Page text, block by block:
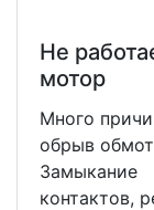
Не
мотор
Много
обрыв
Замыкание
контактов,